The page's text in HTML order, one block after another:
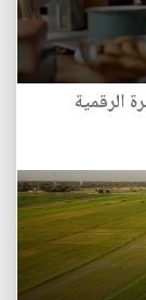
الرقمية